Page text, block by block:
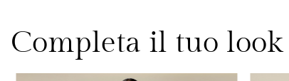
Completa il tuo look